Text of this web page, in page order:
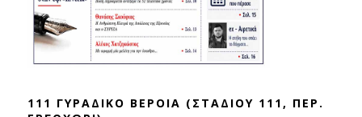
111 ΓΥΡΑΔΙΚΟ ΒΕΡΟΙΑ (ΣΤΑΔΙΟΥ 111, ΠΕΡ.